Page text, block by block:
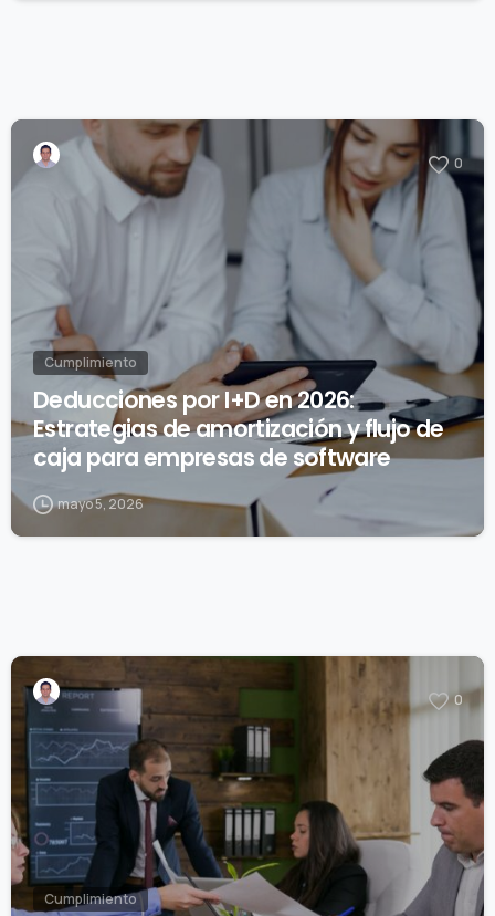
0
Cumplimiento
Deducciones por I+D en 2026:
Estrategias de amortización y flujo de
caja para empresas de software
mayo 5, 2026
0
Cumplimiento